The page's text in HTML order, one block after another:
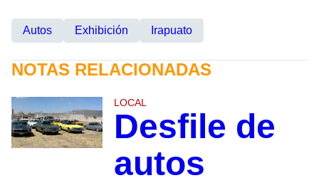
Autos Exhibición Irapuato
NOTAS RELACIONADAS
LOCAL
Desfile de
autos